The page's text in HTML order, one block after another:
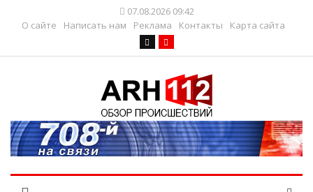
07.08.2026 09:42
О сайте
Написать нам Реклама Контакты Карта сайта